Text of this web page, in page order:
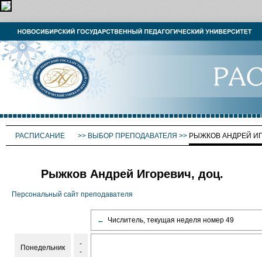
РАСПИСАНИЕ >> ВЫБОР ПРЕПОДАВАТЕЛЯ >> РЫЖКОВ АНДРЕЙ
Рыжков Андрей Игоревич, доц.
Персональный сайт преподавателя
← Числитель, текущая неделя номер 49
Понедельник
-
-